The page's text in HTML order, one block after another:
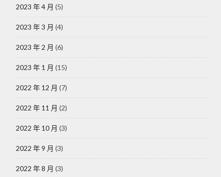
2023 年 4 月 (5)
2023 年 3 月 (4)
2023 年 2 月 (6)
2023 年 1 月 (15)
2022 年 12 月 (7)
2022 年 11 月 (2)
2022 年 10 月 (3)
2022 年 9 月 (3)
2022 年 8 月 (3)